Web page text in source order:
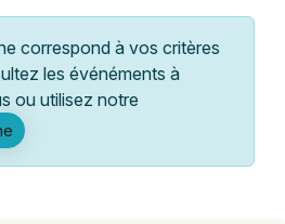
correspond à vos critères
les événéments à
ou utilisez notre
Ce week-end Autre